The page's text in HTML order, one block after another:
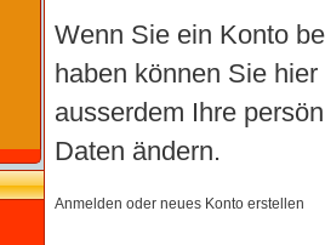
Wenn Sie ein Konto
haben können Sie hier
ausserdem Ihre
Daten ändern.
Anmelden oder neues Konto erstellen